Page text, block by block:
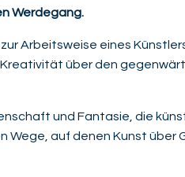
Werdegang.
Arbeitsweise eines
über den
und Fantasie, die
Wege, auf denen Kunst über